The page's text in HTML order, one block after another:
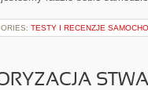
TESTY I RECENZJE